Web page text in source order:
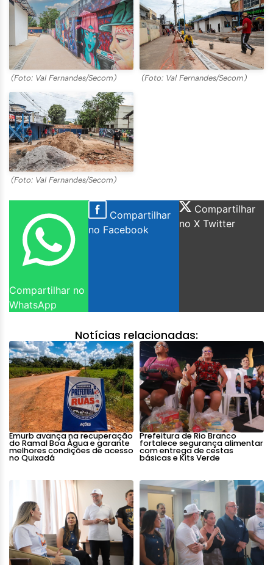
(Foto: Val Fernandes/Secom) (Foto: Val Fernandes/Secom)
(Foto: Val Fernandes/Secom)
Compartilhar no
WhatsApp
Compartilhar
no Facebook
Compartilhar
no X Twitter
Notícias relacionadas:
Emurb avança na recuperação
do Ramal Boa Água e garante
melhores condições de acesso
no Quixadá
Prefeitura de Rio Branco
fortalece segurança alimentar
com entrega de cestas
básicas e Kits Verde